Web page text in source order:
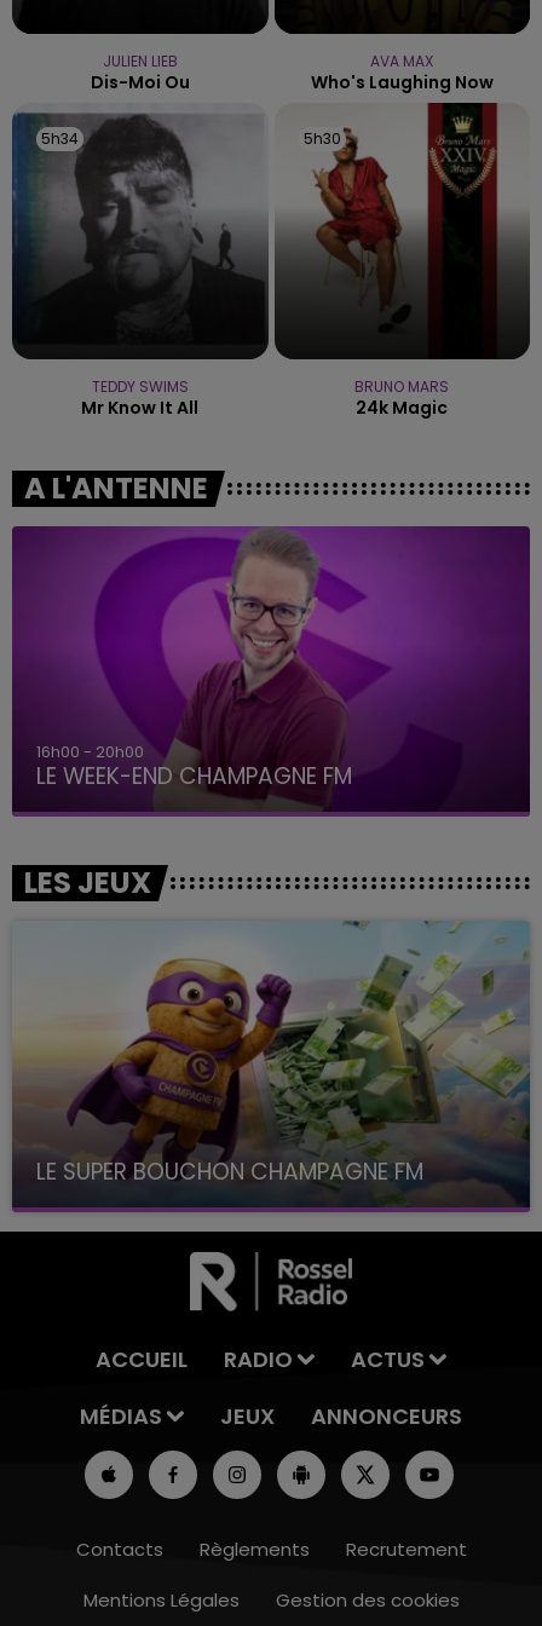
JULIEN LIEB
Dis-Moi Ou
AVA MAX
Who's Laughing Now
5h34
5h34
TEDDY SWIMS
Mr Know It All
5h30
5h30
BRUNO MARS
24k Magic
A L'ANTENNE
16h00 - 20h00
LE WEEK-END CHAMPAGNE FM
LES JEUX
LE SUPER BOUCHON CHAMPAGNE FM
avec La Famille Champagne FM, à 8H10
ACCUEIL RADIO
ACTUS
MÉDIAS
JEUX ANNONCEURS
Contacts Règlements
Recrutement
Mentions Légales
Gestion des cookies